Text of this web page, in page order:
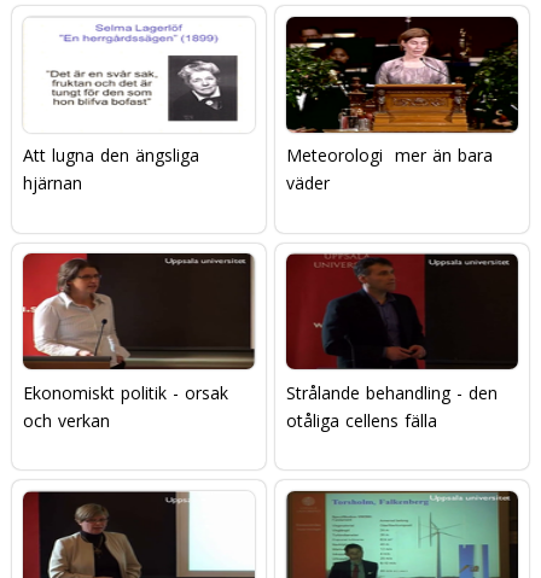
Att lugna den ängsliga
hjärnan
Meteorologi  mer än bara
väder
Ekonomiskt politik - orsak
och verkan
Strålande behandling - den
otåliga cellens fälla